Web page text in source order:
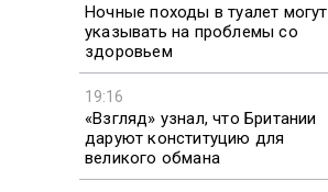
Ночные походы в туалет могут
указывать на проблемы со
здоровьем
19:16
«Взгляд» узнал, что Британии
даруют конституцию для
великого обмана